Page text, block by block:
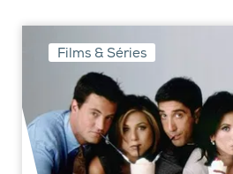
Films & Séries